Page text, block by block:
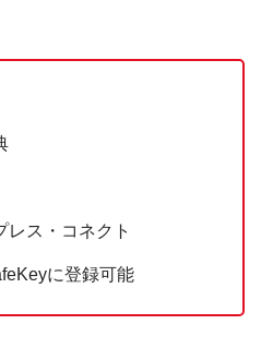
レス・コネクト
に登録可能